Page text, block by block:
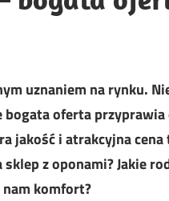
uznaniem na rynku.
oferta
jakość i atrakcyjna
z oponami? Jakie
nam komfort?